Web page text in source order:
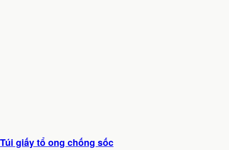
Túi giấy tổ ong chống sốc